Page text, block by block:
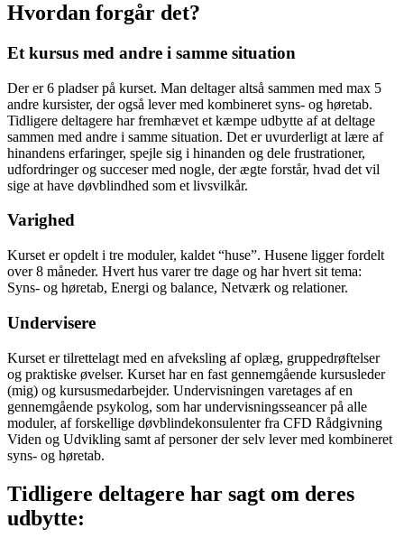
Hvordan forgår det?
Et kursus med andre i samme situation
Der er 6 pladser på kurset. Man deltager altså sammen med max 5
andre kursister, der også lever med kombineret syns- og høretab.
Tidligere deltagere har fremhævet et kæmpe udbytte af at deltage
sammen med andre i samme situation. Det er uvurderligt at lære af
hinandens erfaringer, spejle sig i hinanden og dele frustrationer,
udfordringer og succeser med nogle, der ægte forstår, hvad det vil
sige at have døvblindhed som et livsvilkår.
Varighed
Kurset er opdelt i tre moduler, kaldet “huse”. Husene ligger fordelt
over 8 måneder. Hvert hus varer tre dage og har hvert sit tema:
Syns- og høretab, Energi og balance, Netværk og relationer.
Undervisere
Kurset er tilrettelagt med en afveksling af oplæg, gruppedrøftelser
og praktiske øvelser. Kurset har en fast gennemgående kursusleder
(mig) og kursusmedarbejder. Undervisningen varetages af en
gennemgående psykolog, som har undervisningsseancer på alle
moduler, af forskellige døvblindekonsulenter fra CFD Rådgivning
Viden og Udvikling samt af personer der selv lever med kombineret
syns- og høretab.
Tidligere deltagere har sagt om deres
udbytte: